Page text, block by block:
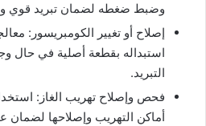
وضبط ضغطه لضمان تبريد قوي
إصلاح أو تغيير الكومبريسور:
استبداله بقطعة أصلية في حال
التبريد.
فحص وإصلاح تهريب الغاز:
أماكن التهريب وإصلاحها لضمان